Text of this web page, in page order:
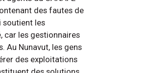
des fautes de
soutient les
car les gestionnaires
Au Nunavut, les gens
des exploitations